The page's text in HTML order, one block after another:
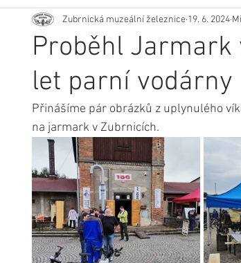
Proběhl Jarmark
let parní vodárny
Zubrnická muzeální železnice 19. 6. 2024
Přinášíme pár obrázků z uplynulého
na jarmark v Zubrnicích.